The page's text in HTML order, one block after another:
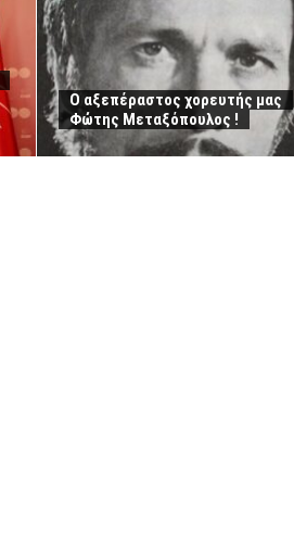
Ο αξεπέραστος χορευτής μας
Φώτης Μεταξόπουλος !